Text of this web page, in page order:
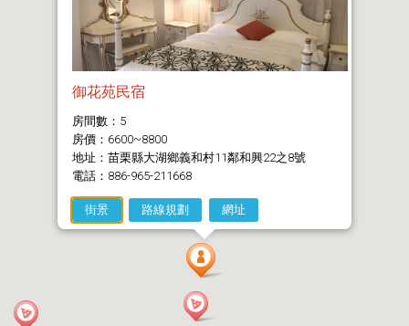
御花苑民宿
房間數：5
房價：6600~8800
地址：苗栗縣大湖鄉義和村11鄰和興22之8號
電話：886-965-211668
街景 路線規劃 網址